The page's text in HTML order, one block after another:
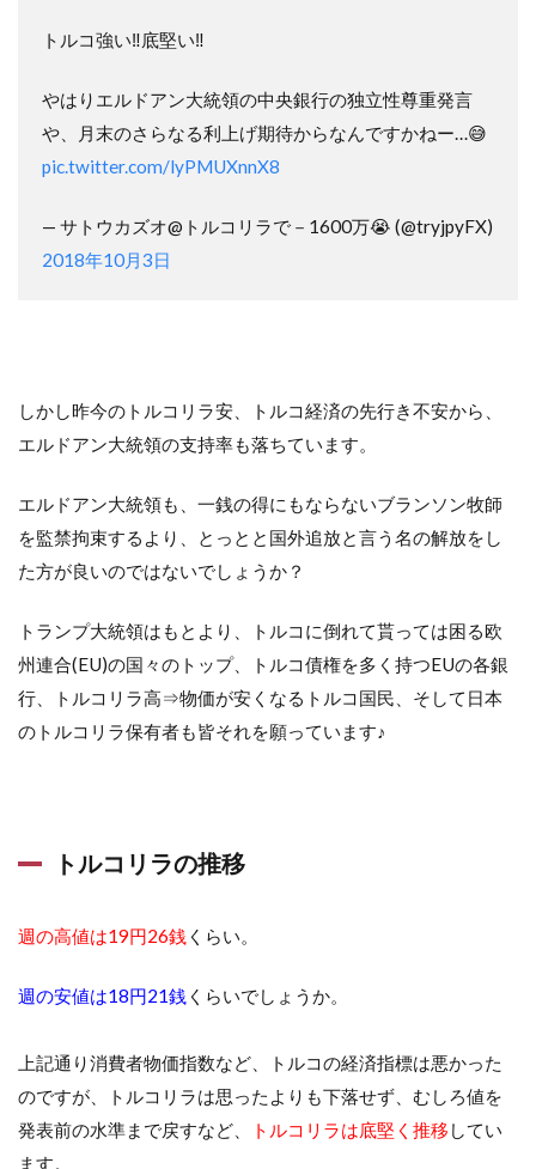
トルコ強い‼️底堅い‼️
やはりエルドアン大統領の中央銀行の独立性尊重発言
や、月末のさらなる利上げ期待からなんですかねー…😅
pic.twitter.com/lyPMUXnnX8
— サトウカズオ@トルコリラで－1600万😭 (@tryjpyFX)
2018年10月3日
しかし昨今のトルコリラ安、トルコ経済の先行き不安から、
エルドアン大統領の支持率も落ちています。
エルドアン大統領も、一銭の得にもならないブランソン牧師
を監禁拘束するより、とっとと国外追放と言う名の解放をし
た方が良いのではないでしょうか？
トランプ大統領はもとより、トルコに倒れて貰っては困る欧
州連合(EU)の国々のトップ、トルコ債権を多く持つEUの各銀
行、トルコリラ高⇒物価が安くなるトルコ国民、そして日本
のトルコリラ保有者も皆それを願っています♪
トルコリラの推移
週の高値は19円26銭 くらい。
週の安値は18円21銭 くらいでしょうか。
上記通り消費者物価指数など、トルコの経済指標は悪かった
のですが、トルコリラは思ったよりも下落せず、むしろ値を
発表前の水準まで戻すなど、
トルコリラは底堅く推移 してい
ます。